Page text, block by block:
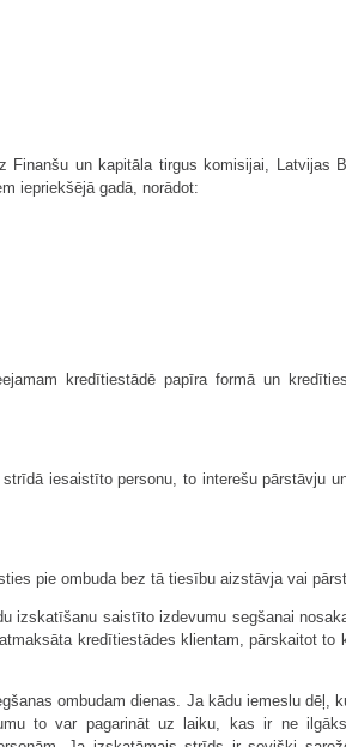
un kapitāla tirgus komisijai, Latvijas
iepriekšējā gadā, norādot:
kredītiestādē papīra formā un
iesaistīto personu, to interešu pārstāvju
pie ombuda bez tā tiesību aizstāvja vai
izskatīšanu saistīto izdevumu segšanai
kredītiestādes klientam, pārskaitot to
ombudam dienas. Ja kādu iemeslu dēļ,
to var pagarināt uz laiku, kas ir ne